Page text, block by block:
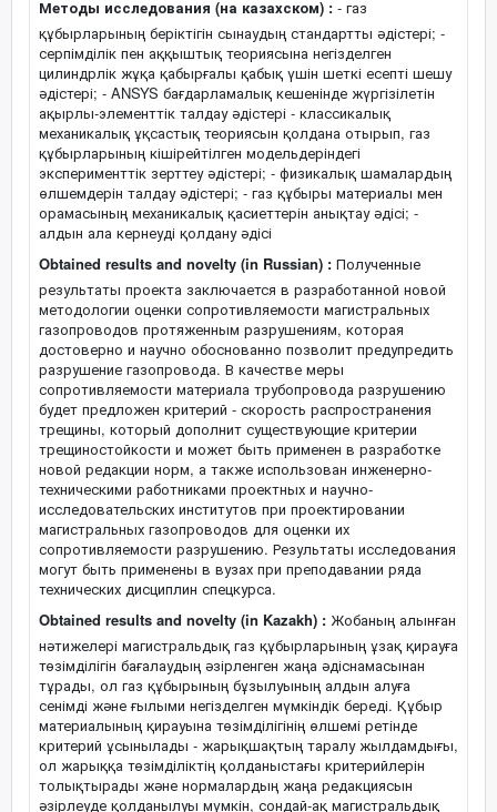
Методы исследования (на казахском) : - газ
құбырларының беріктігін сынаудың стандартты әдістері; -
серпімділік пен аққыштық теориясына негізделген
цилиндрлік жұқа қабырғалы қабық үшін шеткі есепті шешу
әдістері; - ANSYS бағдарламалық кешенінде жүргізілетін
ақырлы-элементтік талдау әдістері - классикалық
механикалық ұқсастық теориясын қолдана отырып, газ
құбырларының кішірейтілген модельдеріндегі
эксперименттік зерттеу әдістері; - физикалық шамалардың
өлшемдерін талдау әдістері; - газ құбыры материалы мен
орамасының механикалық қасиеттерін анықтау әдісі; -
алдын ала кернеуді қолдану әдісі
Obtained results and novelty (in Russian) : Полученные
результаты проекта заключается в разработанной новой
методологии оценки сопротивляемости магистральных
газопроводов протяженным разрушениям, которая
достоверно и научно обоснованно позволит предупредить
разрушение газопровода. В качестве меры
сопротивляемости материала трубопровода разрушению
будет предложен критерий - скорость распространения
трещины, который дополнит существующие критерии
трещиностойкости и может быть применен в разработке
новой редакции норм, а также использован инженерно-
техническими работниками проектных и научно-
исследовательских институтов при проектировании
магистральных газопроводов для оценки их
сопротивляемости разрушению. Результаты исследования
могут быть применены в вузах при преподавании ряда
технических дисциплин спецкурса.
Obtained results and novelty (in Kazakh) : Жобаның алынған
нәтижелері магистральдық газ құбырларының ұзақ қирауға
төзімділігін бағалаудың әзірленген жаңа әдіснамасынан
тұрады, ол газ құбырының бұзылуының алдын алуға
сенімді және ғылыми негізделген мүмкіндік береді. Құбыр
материалының қирауына төзімділігінің өлшемі ретінде
критерий ұсынылады - жарықшақтың таралу жылдамдығы,
ол жарыққа төзімділіктің қолданыстағы критерийлерін
толықтырады және нормалардың жаңа редакциясын
әзірлеуде қолданылуы мүмкін, сондай-ақ магистральдық